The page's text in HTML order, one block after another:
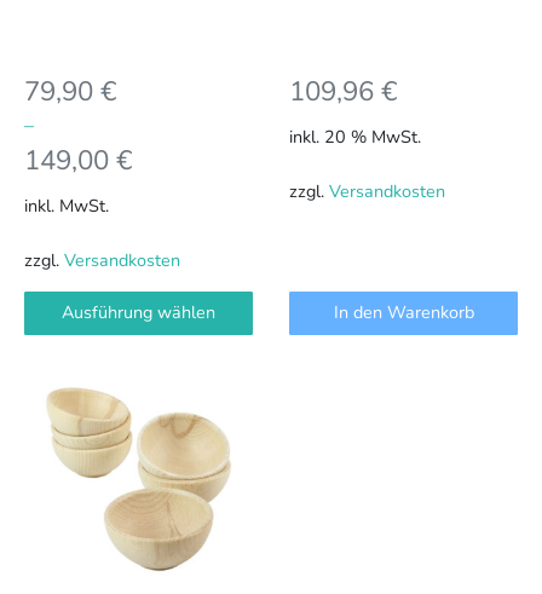
79,90€
–
149,00€
inkl. MwSt.
zzgl. Versandkosten
Ausführung wählen
gewählt
109,96€
inkl. 20 % MwSt.
zzgl. Versandkosten
In den Warenkorb